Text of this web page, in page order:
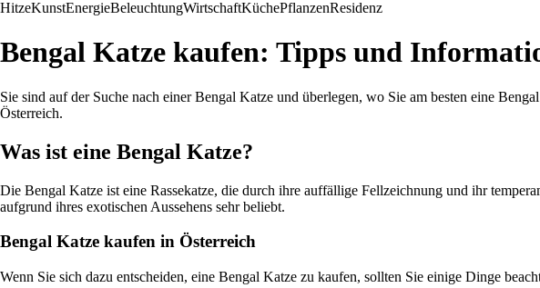
HitzeKunstEnergieBeleuchtungWirtschaftKüchePflanzenResidenz
Bengal Katze kaufen: Tipps und
Sie sind auf der Suche nach einer Bengal Katze und überlegen, wo Sie am besten eine
Österreich.
Was ist eine Bengal Katze?
Die Bengal Katze ist eine Rassekatze, die durch ihre auffällige Fellzeichnung und ihr
aufgrund ihres exotischen Aussehens sehr beliebt.
Bengal Katze kaufen in Österreich
Wenn Sie sich dazu entscheiden, eine Bengal Katze zu kaufen, sollten Sie einige Dinge